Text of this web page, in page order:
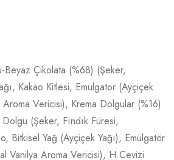
Çikolata (%68) (Şeker,
Kakao Kitlesi, Emülgatör (Ayçiçek
Vericisi), Krema Dolgular (%16)
(Şeker, Fındık Füresi,
Bitkisel Yağ (Ayçiçek Yağı), Emülgatör
Vanilya Aroma Vericisi), H.Cevizi